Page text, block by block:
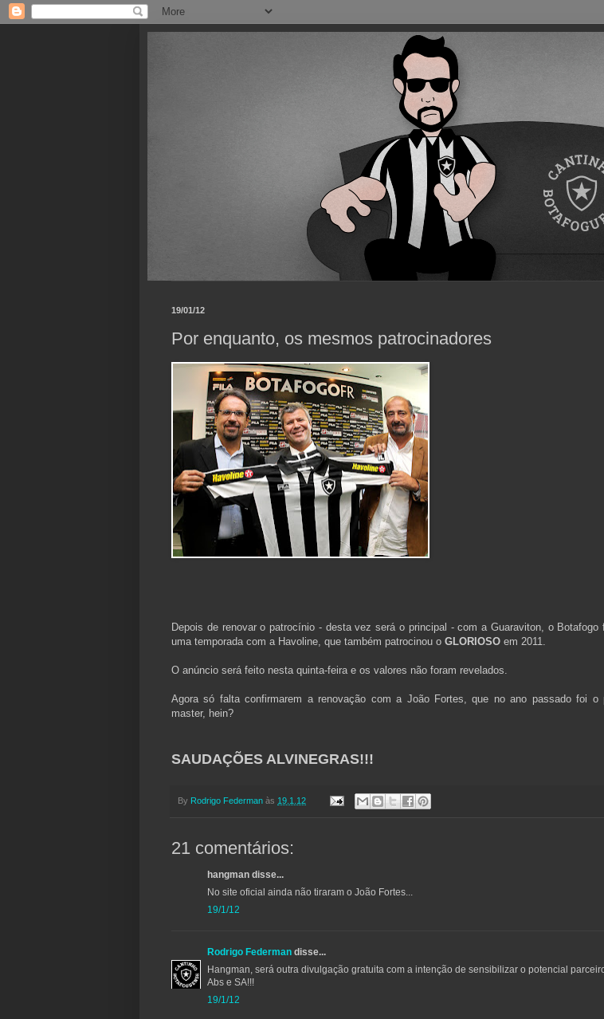
19/01/12
Por enquanto, os mesmos patrocinadores
Depois de renovar o patrocínio - desta vez será o principal - com a Guaraviton, o Botafogo
uma temporada com a Havoline, que também patrocinou o GLORIOSO em 2011.
O anúncio será feito nesta quinta-feira e os valores não foram revelados.
Agora só falta confirmarem a renovação com a João Fortes, que no ano passado foi o
master, hein?
SAUDAÇÕES ALVINEGRAS!!!
By Rodrigo Federman às 19.1.12
21 comentários:
hangman disse...
No site oficial ainda não tiraram o João Fortes...
19/1/12
Rodrigo Federman disse...
Hangman, será outra divulgação gratuita com a intenção de sensibilizar o potencial
Abs e SA!!!
19/1/12